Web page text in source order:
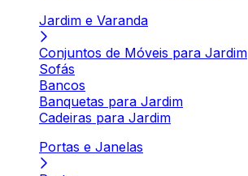
Jardim e Varanda
Conjuntos de Móveis para Jardim
Sofás
Bancos
Banquetas para Jardim
Cadeiras para Jardim
Portas e Janelas